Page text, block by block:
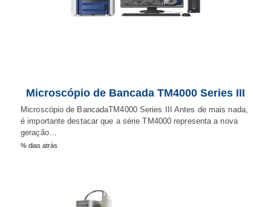
Microscópio de Bancada TM4000 Series III
Microscópio de BancadaTM4000 Series III Antes de mais nada,
é importante destacar que a série TM4000 representa a nova
geração…
% dias atrás